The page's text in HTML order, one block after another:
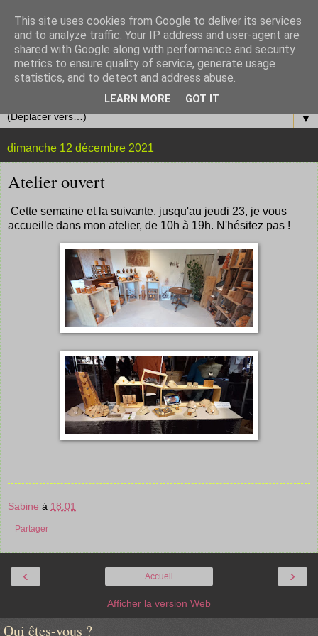
▼
dimanche 12 décembre 2021
Atelier ouvert
Cette semaine et la suivante, jusqu'au jeudi 23, je vous
accueille dans mon atelier, de 10h à 19h. N'hésitez pas !
Sabine à 18:01
Partager
‹ ›
Accueil
Afficher la version Web
Qui êtes-vous ?
This site uses cookies from Google to deliver its services
and to analyze traffic. Your IP address and user-agent are
shared with Google along with performance and security
metrics to ensure quality of service, generate usage
statistics, and to detect and address abuse.
LEARN MORE GOT IT